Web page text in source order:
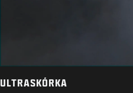
ULTRASKÓRKA